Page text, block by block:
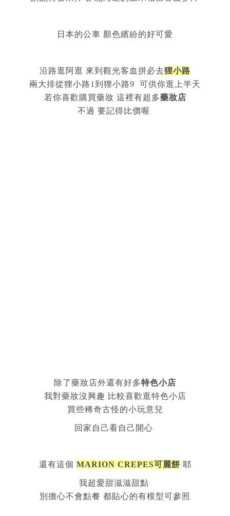
日本的公車 顏色繽紛的好可愛
沿路逛阿逛 來到觀光客血拼必去狸小路
兩大排從狸小路1到狸小路9 可供你逛上半天
若你喜歡購買藥妝 這裡有超多藥妝店
不過 要記得比價喔
除了藥妝店外還有好多特色小店
我對藥妝沒興趣 比較喜歡逛特色小店
買些稀奇古怪的小玩意兒
回家自己看自己開心
還有這個 MARION CREPES可麗餅 耶
我超愛甜滋滋甜點
別擔心不會點餐 都貼心的有模型可參照